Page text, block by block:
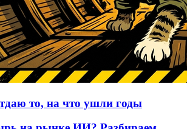
то, на что ушли годы